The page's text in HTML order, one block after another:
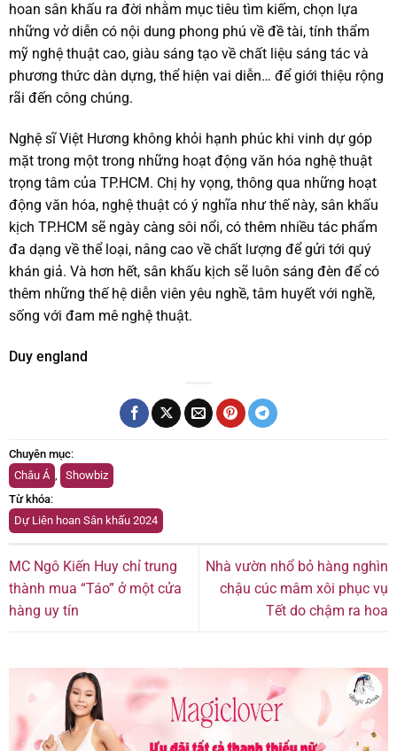
hoan sân khấu ra đời nhằm mục tiêu tìm kiếm, chọn lựa
những vở diễn có nội dung phong phú về đề tài, tính thẩm
mỹ nghệ thuật cao, giàu sáng tạo về chất liệu sáng tác và
phương thức dàn dựng, thể hiện vai diễn… để giới thiệu rộng
rãi đến công chúng.
Nghệ sĩ Việt Hương không khỏi hạnh phúc khi vinh dự góp
mặt trong một trong những hoạt động văn hóa nghệ thuật
trọng tâm của TP.HCM. Chị hy vọng, thông qua những hoạt
động văn hóa, nghệ thuật có ý nghĩa như thế này, sân khấu
kịch TP.HCM sẽ ngày càng sôi nổi, có thêm nhiều tác phẩm
đa dạng về thể loại, nâng cao về chất lượng để gửi tới quý
khán giả. Và hơn hết, sân khấu kịch sẽ luôn sáng đèn để có
thêm những thế hệ diễn viên yêu nghề, tâm huyết với nghề,
sống với đam mê nghệ thuật.
Duy england
Chuyên mục:
Châu Á ,
Showbiz
Từ khóa:
Dự Liên hoan Sân khấu 2024
MC Ngô Kiến Huy chỉ trung
thành mua “Táo” ở một cửa
hàng uy tín
Nhà vườn nhổ bỏ hàng nghìn
chậu cúc mâm xôi phục vụ
Tết do chậm ra hoa